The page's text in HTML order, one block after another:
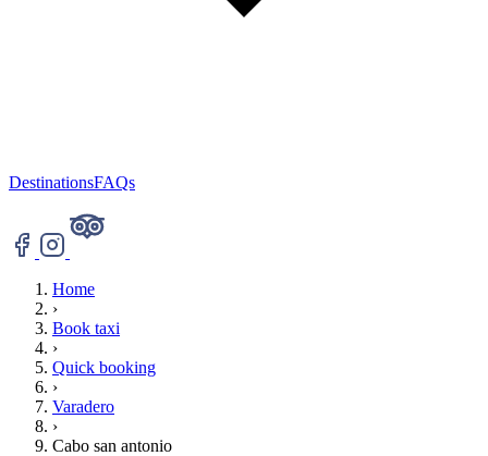
DestinationsFAQs
Home
›
Book taxi
›
Quick booking
›
Varadero
›
Cabo san antonio